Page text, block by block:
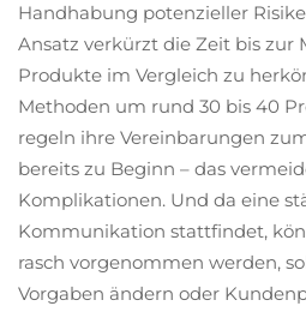
Handhabung potenzieller
Ansatz verkürzt die Zeit bis
Produkte im Vergleich zu
Methoden um rund 30 bis 40
regeln ihre Vereinbarungen
bereits zu Beginn – das
Komplikationen. Und da eine
Kommunikation stattfindet,
rasch vorgenommen werden,
Vorgaben ändern oder